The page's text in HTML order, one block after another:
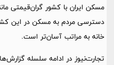
مسکن ایران با کشور گران‌قیمتی
دسترسی مردم به مسکن در این کشور
خانه به مراتب آسان‌تر است.
تجارت‌نیوز در ادامه سلسله